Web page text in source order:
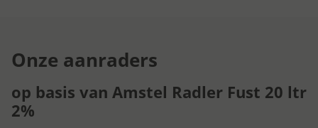
Onze aanraders
op basis van Amstel Radler Fust 20 ltr
2%